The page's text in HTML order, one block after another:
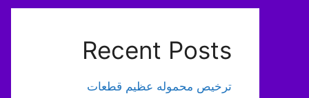
Recent Posts
ترخیص محموله عظیم قطعات